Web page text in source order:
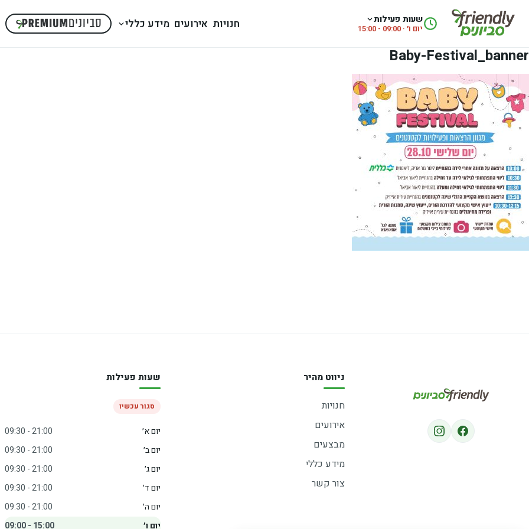
שעות פעילות
יום ו׳ · 09:00 - 15:00 חנויות אירועים מידע כללי
Baby-Festival_banner
ניווט מהיר
חנויות
אירועים
מבצעים
מידע כללי
צור קשר
שעות פעילות
סגור עכשיו
יום א׳
09:30 - 21:00
יום ב׳
09:30 - 21:00
יום ג׳
09:30 - 21:00
יום ד׳
09:30 - 21:00
יום ה׳
09:30 - 21:00
יום ו׳
09:00 - 15:00